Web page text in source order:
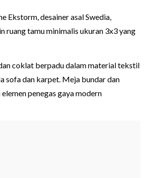
Ekstorm, desainer asal Swedia,
ruang tamu minimalis ukuran 3x3 yang
coklat berpadu dalam material tekstil
sofa dan karpet. Meja bundar dan
penegas gaya modern